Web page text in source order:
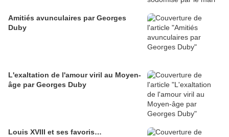
Amitiés avunculaires par Georges
Duby
L'exaltation de l'amour viril au Moyen-
âge par Georges Duby
Louis XVIII et ses favoris…